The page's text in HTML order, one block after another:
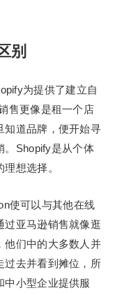
别
为提供了建立自
售更像是租一个店
知道品牌，便开始寻
。Shopify是从个体
想选择。
使可以与其他在线
过亚马逊销售就像逛
他们中的大多数人并
过去并看到摊位，所
中小型企业提供服